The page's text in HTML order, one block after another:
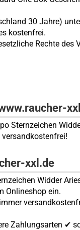
30 Jahre)
kostenfrei.
Rechte des
Sternzeichen
xxl.de
Widder
Onlineshop ein.
Zahlungsarten ✔